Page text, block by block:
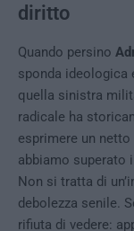
diritto
Quando persino
sponda ideologica
quella sinistra
radicale ha
esprimere un
abbiamo superato
Non si tratta di
debolezza senile.
rifiuta di vedere: